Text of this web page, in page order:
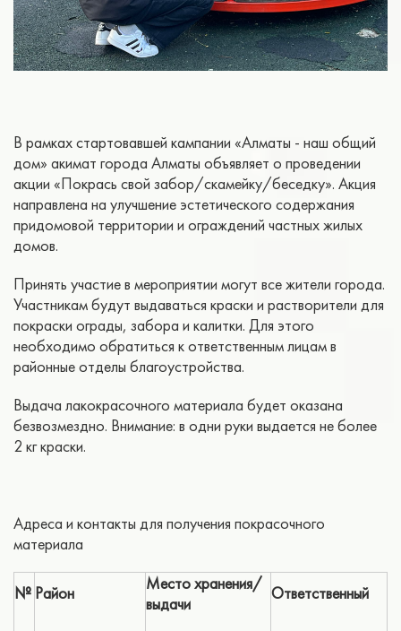
В рамках стартовавшей кампании «Алматы - наш общий
дом» акимат города Алматы объявляет о проведении
акции «Покрась свой забор/скамейку/беседку». Акция
направлена на улучшение эстетического содержания
придомовой территории и ограждений частных жилых
домов.
Принять участие в мероприятии могут все жители города.
Участникам будут выдаваться краски и растворители для
покраски ограды, забора и калитки. Для этого
необходимо обратиться к ответственным лицам в
районные отделы благоустройства.
Выдача лакокрасочного материала будет оказана
безвозмездно. Внимание: в одни руки выдается не более
2 кг краски.
Адреса и контакты для получения покрасочного
материала
№ Район
Место хранения/
выдачи
Ответственный